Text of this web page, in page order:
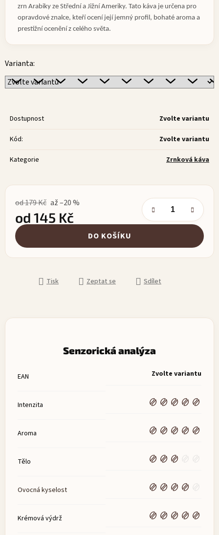
zrn Arabiky ze Střední a Jižní Ameriky. Tato káva je určena pro
opravdové znalce, kteří ocení její jemný profil, bohaté aroma a
prestižní ocenění z celého světa.
Varianta:
Dostupnost Zvolte variantu
Kód: Zvolte variantu
Kategorie Zrnková káva
od 179 Kč až –20 %
od 145 Kč
Měrná cena: DO KOŠÍKU
Tisk Zeptat se Sdílet
Senzorická analýza
EAN Zvolte variantu
Intenzita
Aroma
Tělo
Ovocná kyselost
Krémová výdrž